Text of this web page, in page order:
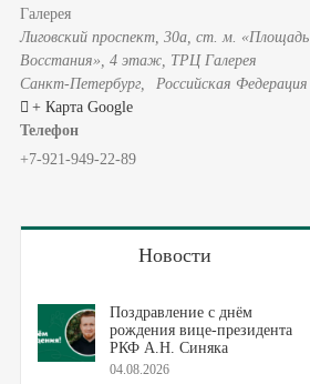
Галерея
Лиговский проспект, 30а, ст. м. «Площадь
Восстания», 4 этаж, ТРЦ Галерея
Санкт-Петербург
Российская Федерация
+ Карта Google
Телефон
+7-921-949-22-89
Новости
Поздравление с днём
рождения вице-президента
РКФ А.Н. Синяка
04.08.2026